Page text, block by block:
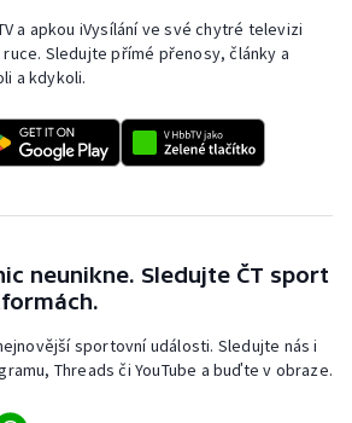
a apkou iVysílání ve své chytré televizi
Sledujte přímé přenosy, články a
a kdykoli.
neunikne. Sledujte ČT sport
sportovní události. Sledujte nás i
Threads či YouTube a buďte v obraze.